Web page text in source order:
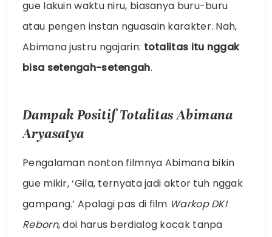
gue lakuin waktu niru, biasanya buru-buru
atau pengen instan nguasain karakter. Nah,
Abimana justru ngajarin: totalitas itu nggak
bisa setengah-setengah.
Dampak Positif Totalitas Abimana
Aryasatya
Pengalaman nonton filmnya Abimana bikin
gue mikir, ‘Gila, ternyata jadi aktor tuh nggak
gampang.’ Apalagi pas di film Warkop DKI
Reborn, doi harus berdialog kocak tanpa